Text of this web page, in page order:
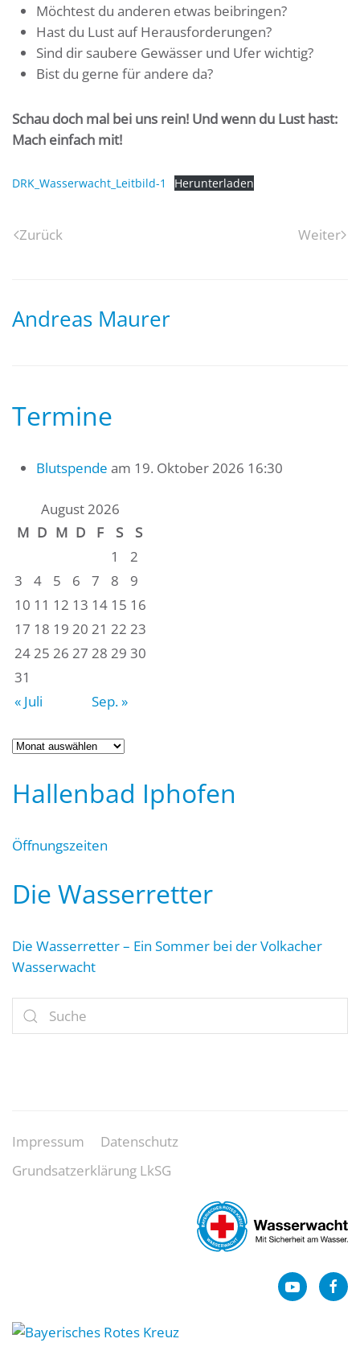
Möchtest du anderen etwas beibringen?
Hast du Lust auf Herausforderungen?
Sind dir saubere Gewässer und Ufer wichtig?
Bist du gerne für andere da?
Schau doch mal bei uns rein! Und wenn du Lust hast:
Mach einfach mit!
DRK_Wasserwacht_Leitbild-1 Herunterladen
Zurück Weiter
Andreas Maurer
Termine
Blutspende am 19. Oktober 2026 16:30
August 2026
M D M D F S
S
1
2
3
4 5 6 7 8
9
10 11 12 13 14 15 16
17 18 19 20 21 22 23
2425 26 27 28 29 30
31
« Juli
Sep. »
Archiv
Hallenbad Iphofen
Öffnungszeiten
Die Wasserretter
Die Wasserretter – Ein Sommer bei der Volkacher
Wasserwacht
Impressum
Datenschutz
Grundsatzerklärung LkSG